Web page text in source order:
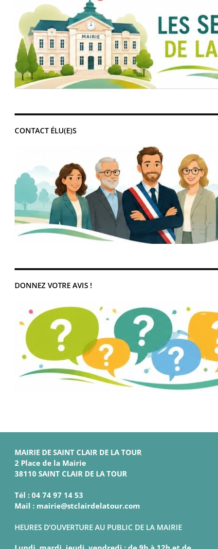
CONTACT ÉLU(E)S
DONNEZ VOTRE AVIS !
MAIRIE DE SAINT CLAIR DE LA TOUR
2 Place de la Mairie
38110 SAINT CLAIR DE LA TOUR
Tél : 04 74 97 14 53
Mail : mairie@stclairdelatour.com
HEURES D’OUVERTURE AU PUBLIC DE LA MAIRIE